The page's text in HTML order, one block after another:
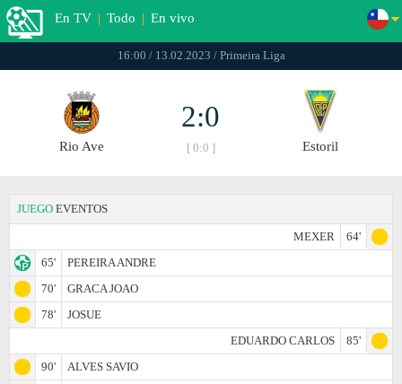
En TV | Todo | En vivo
16:00 / 13.02.2023 / Primeira Liga
Rio Ave
2:0
[ 0:0 ] Estoril
JUEGO EVENTOS
MEXER
64'
65'
PEREIRA ANDRE
70'
GRACA JOAO
78'
JOSUE
EDUARDO CARLOS
85'
90'
ALVES SAVIO